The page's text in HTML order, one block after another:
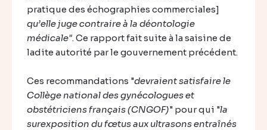
pratique des échographies commerciales]
qu’elle juge contraire à la déontologie
médicale". Ce rapport fait suite à la saisine de
ladite autorité par le gouvernement précédent.
Ces recommandations "devraient satisfaire le
Collège national des gynécologues et
obstétriciens français (CNGOF)" pour qui "la
surexposition du fœtus aux ultrasons entraînés